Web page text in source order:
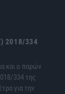
2018/334
και ο παρών
334 της
για την